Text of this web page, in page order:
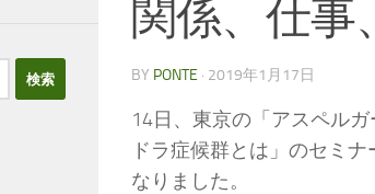
関係、仕
BY PONTE · 2019年1月17日
14日、東京の「アスペル
ドラ症候群とは」のセミ
なりました。